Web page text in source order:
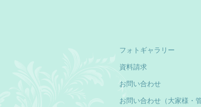
フォトギャラリー
資料請求
お問い合わせ
お問い合わせ（大家様・